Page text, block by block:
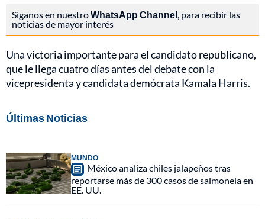
Síganos en nuestroWhatsApp Channel, para recibir las
noticias de mayor interés
Una victoria importante para el candidato republicano,
que le llega cuatro días antes del debate con la
vicepresidenta y candidata demócrata Kamala Harris.
Últimas Noticias
MUNDO
México analiza chiles jalapeños tras
reportarse más de 300 casos de salmonela en
EE. UU.